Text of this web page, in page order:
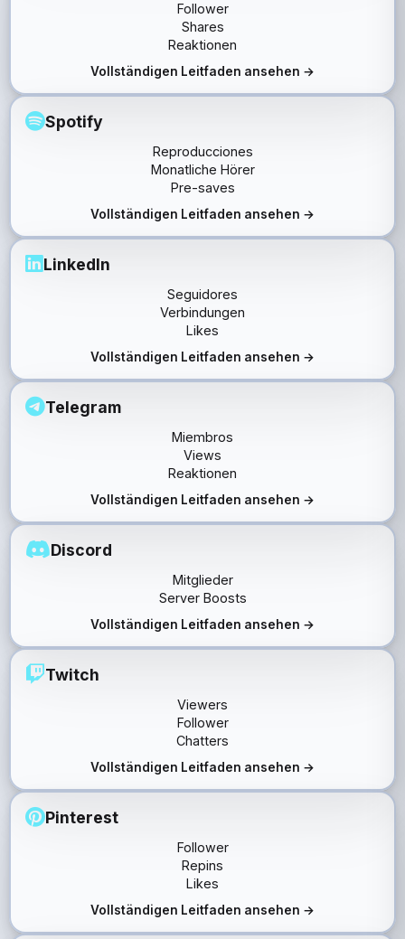
Follower
Shares
Reaktionen
Vollständigen Leitfaden ansehen →
Spotify
Reproducciones
Monatliche Hörer
Pre-saves
Vollständigen Leitfaden ansehen →
LinkedIn
Seguidores
Verbindungen
Likes
Vollständigen Leitfaden ansehen →
Telegram
Miembros
Views
Reaktionen
Vollständigen Leitfaden ansehen →
Discord
Mitglieder
Server Boosts
Vollständigen Leitfaden ansehen →
Twitch
Viewers
Follower
Chatters
Vollständigen Leitfaden ansehen →
Pinterest
Follower
Repins
Likes
Vollständigen Leitfaden ansehen →